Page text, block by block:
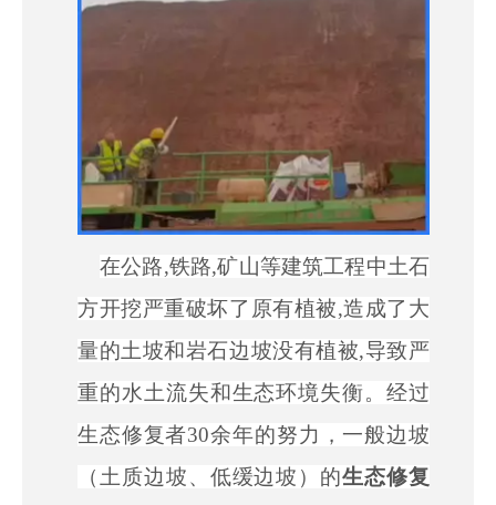
在公路,铁路,矿山等建筑工程中土石
方开挖严重破坏了原有植被,造成了大
量的土坡和岩石边坡没有植被,导致严
重的水土流失和生态环境失衡。经过
生态修复者30余年的努力，一般边坡
（土质边坡、低缓边坡）的生态修复